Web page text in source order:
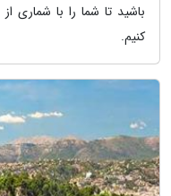
باشید تا شما را با شماری
کنیم.